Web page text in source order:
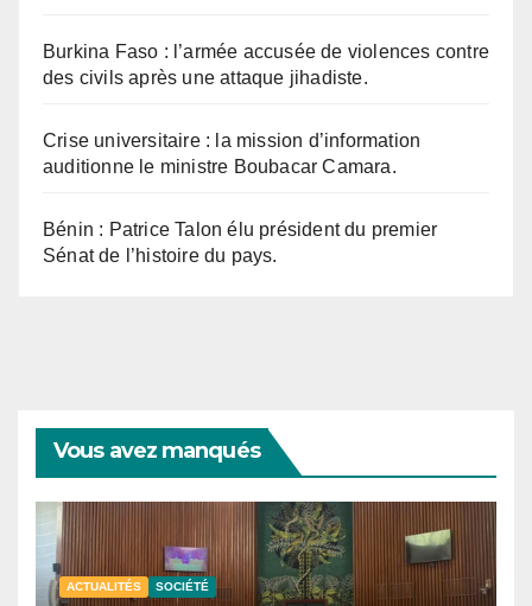
Burkina Faso : l’armée accusée de violences contre
des civils après une attaque jihadiste.
Crise universitaire : la mission d’information
auditionne le ministre Boubacar Camara.
Bénin : Patrice Talon élu président du premier
Sénat de l’histoire du pays.
Vous avez manqués
ACTUALITÉS SOCIÉTÉ